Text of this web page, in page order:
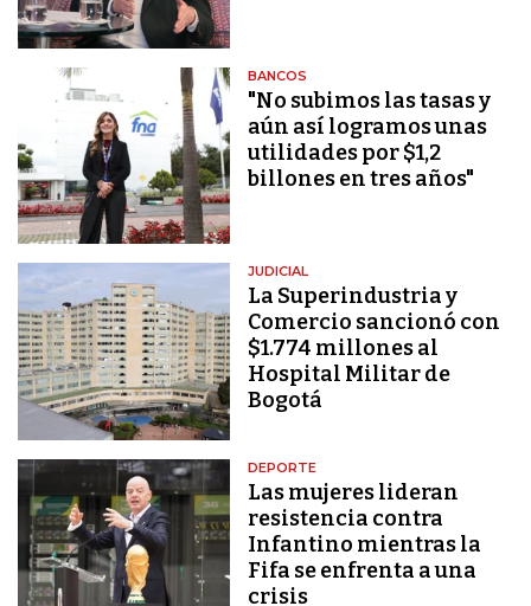
BANCOS
"No subimos las tasas y
aún así logramos unas
utilidades por $1,2
billones en tres años"
JUDICIAL
La Superindustria y
Comercio sancionó con
$1.774 millones al
Hospital Militar de
Bogotá
DEPORTE
Las mujeres lideran
resistencia contra
Infantino mientras la
Fifa se enfrenta a una
crisis